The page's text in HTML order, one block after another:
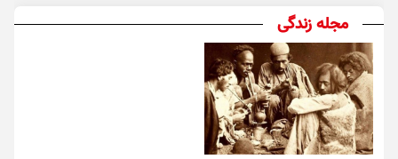
مجله زندگی